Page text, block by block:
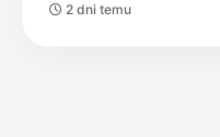
2 dni temu